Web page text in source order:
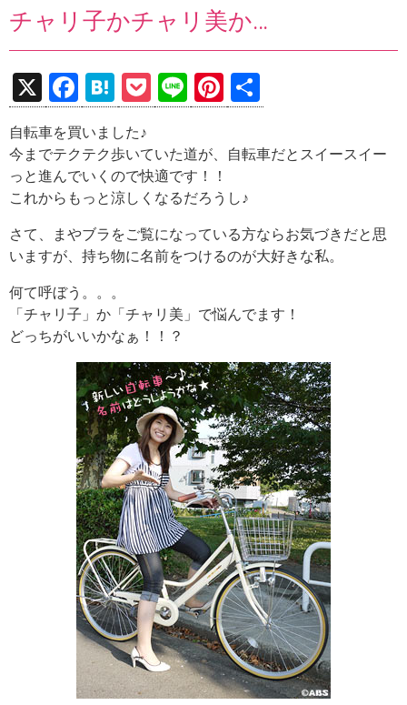
チャリ子かチャリ美か…
X
F
a
ce
b
o
o
k
H
at
e
n
a
P
o
ck
et
Li
n
e
Pi
nt
er
t
有
自転車を買いました♪
今までテクテク歩いていた道が、自転車だとスイースイー
っと進んでいくので快適です！！
これからもっと涼しくなるだろうし♪
さて、まやブラをご覧になっている方ならお気づきだと思
いますが、持ち物に名前をつけるのが大好きな私。
何て呼ぼう。。。
「チャリ子」か「チャリ美」で悩んでます！
どっちがいいかなぁ！！？